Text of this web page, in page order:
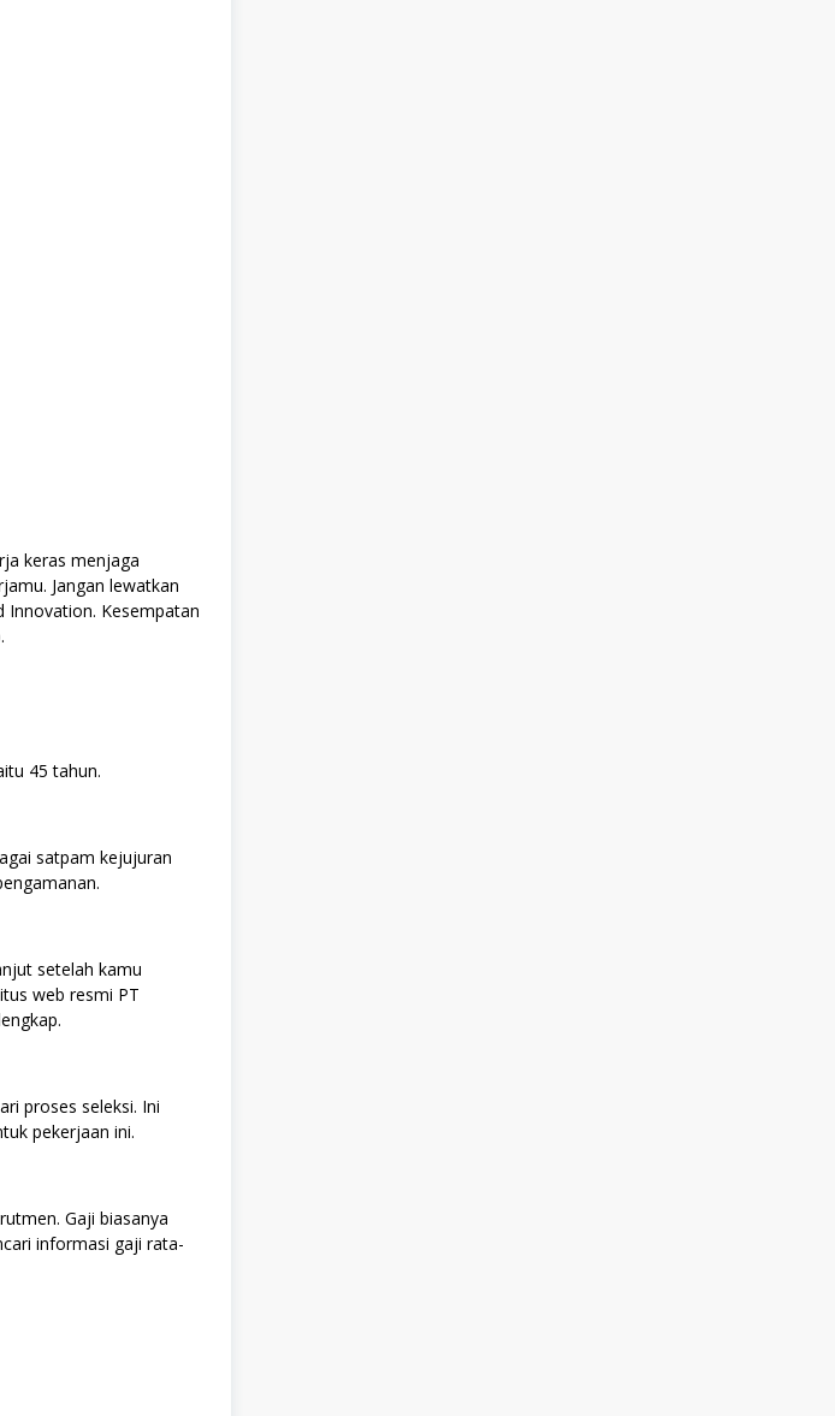
keras menjaga
Jangan lewatkan
Innovation. Kesempatan
45 tahun.
satpam kejujuran
setelah kamu
web resmi PT
proses seleksi. Ini
pekerjaan ini.
Gaji biasanya
informasi gaji rata-